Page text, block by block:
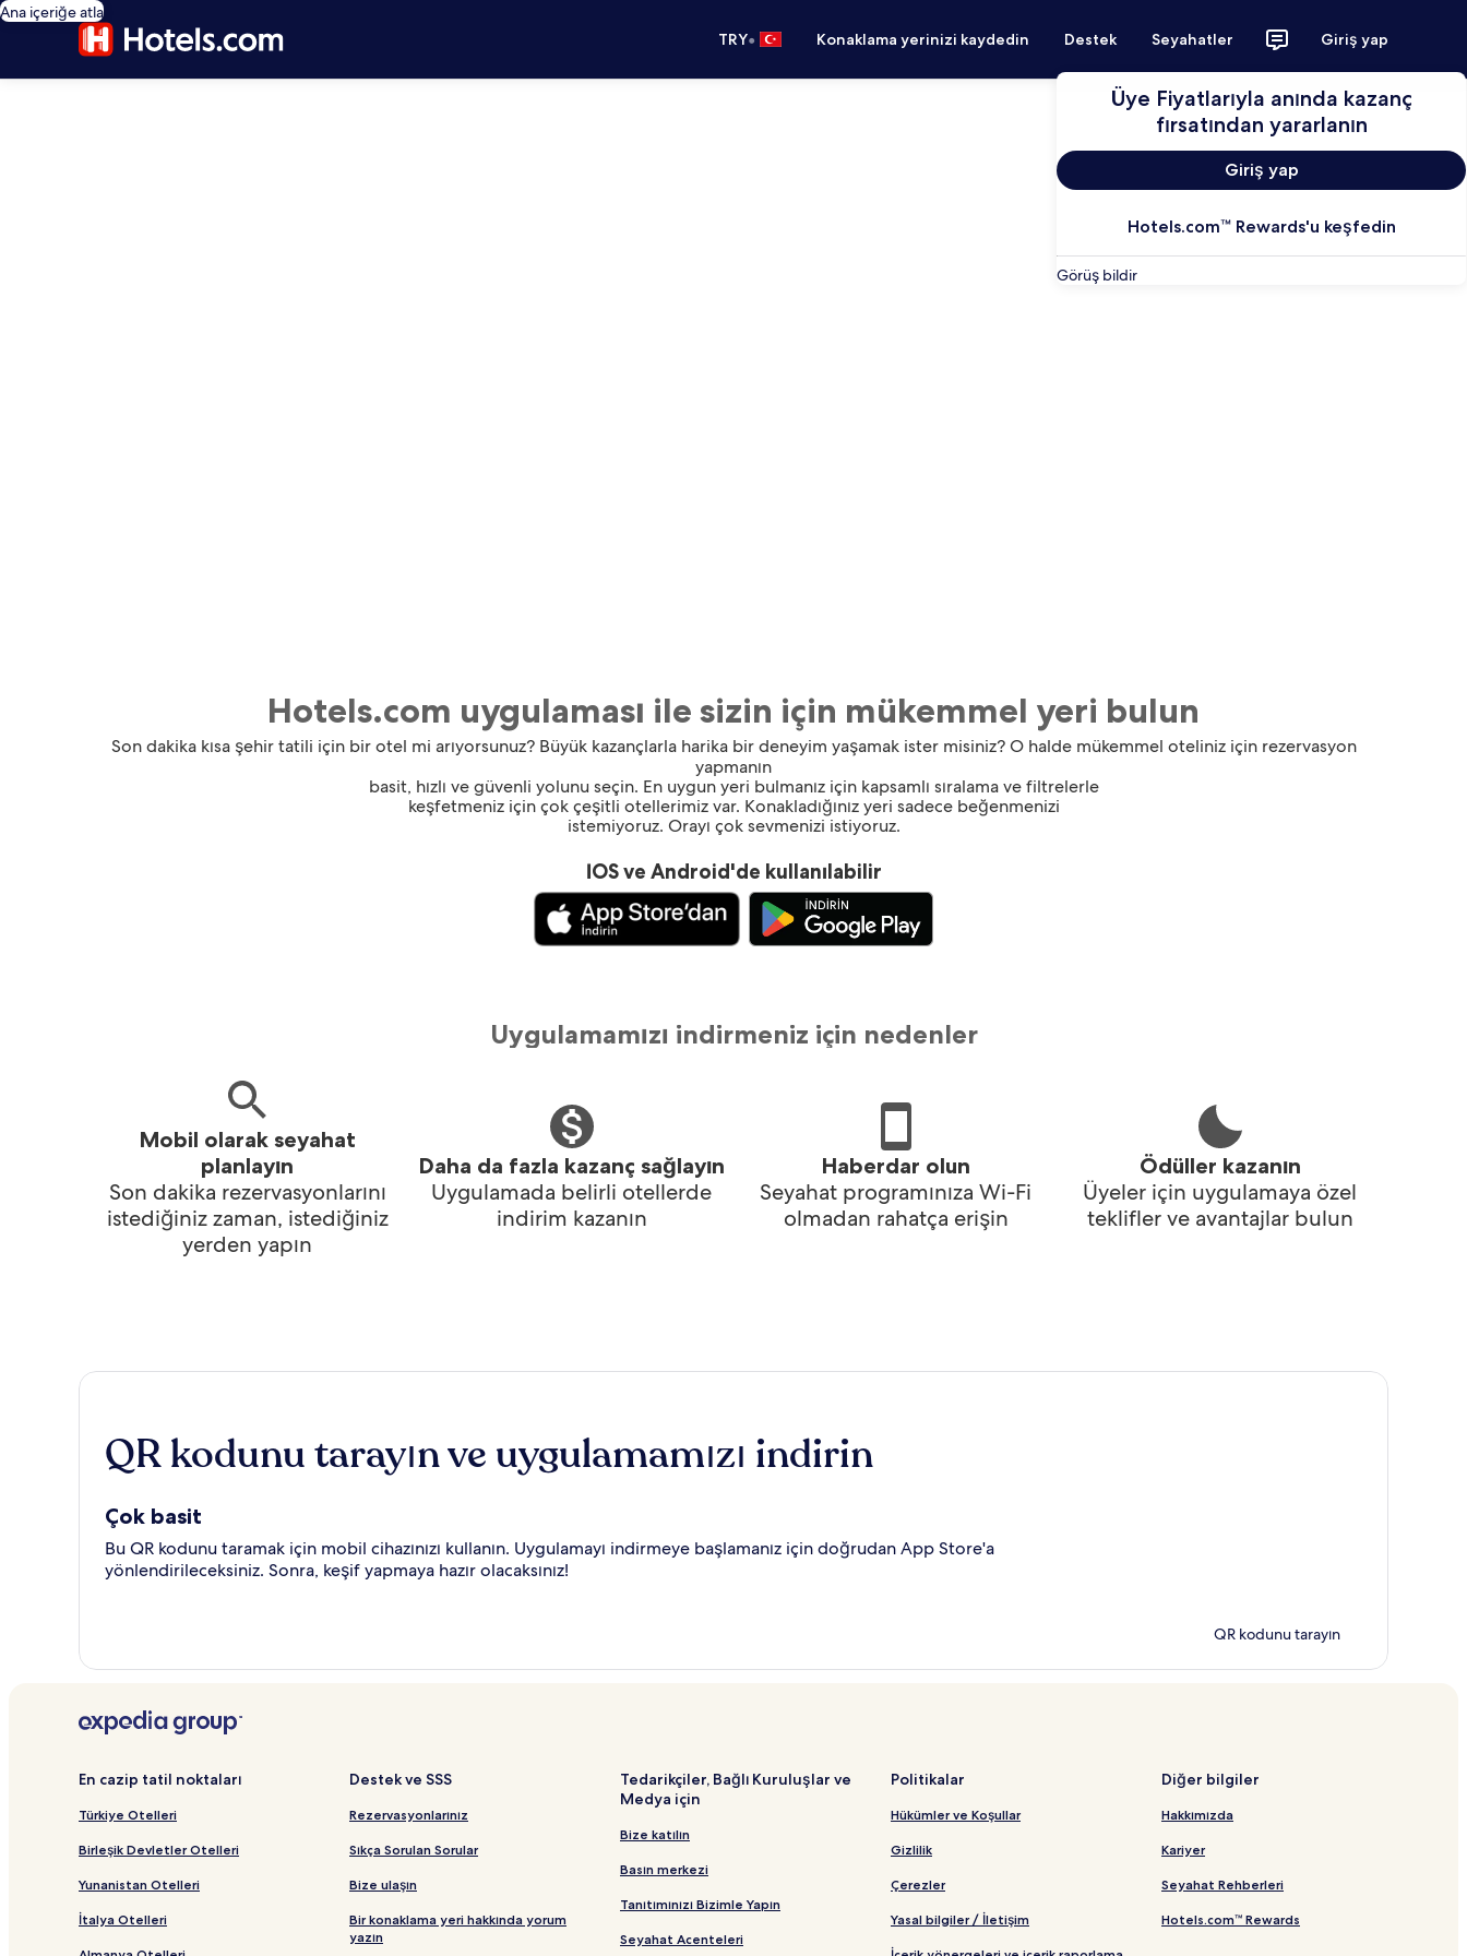
Ana içeriğe atla
TRY• Konaklama yerinizi kaydedin Destek Seyahatler Giriş yap
Üye Fiyatlarıyla anında kazanç
fırsatından yararlanın
Giriş yap
Hotels.com™ Rewards'u keşfedin
Görüş bildir
Hotels.com uygulaması ile sizin için mükemmel yeri bulun
Son dakika kısa şehir tatili için bir otel mi arıyorsunuz? Büyük kazançlarla harika bir deneyim yaşamak ister misiniz? O halde mükemmel oteliniz için rezervasyon
yapmanın
basit, hızlı ve güvenli yolunu seçin. En uygun yeri bulmanız için kapsamlı sıralama ve filtrelerle
keşfetmeniz için çok çeşitli otellerimiz var. Konakladığınız yeri sadece beğenmenizi
istemiyoruz. Orayı çok sevmenizi istiyoruz.
İOS ve Android'de kullanılabilir
Uygulamamızı indirmeniz için nedenler
Mobil olarak seyahat
planlayın
Son dakika rezervasyonlarını
istediğiniz zaman, istediğiniz
yerden yapın
Daha da fazla kazanç sağlayın
Uygulamada belirli otellerde
indirim kazanın
Haberdar olun
Seyahat programınıza Wi-Fi
olmadan rahatça erişin
Ödüller kazanın
Üyeler için uygulamaya özel
teklifler ve avantajlar bulun
QR kodunu tarayın ve uygulamamızı indirin
Çok basit
Bu QR kodunu taramak için mobil cihazınızı kullanın. Uygulamayı indirmeye başlamanız için doğrudan App Store'a
yönlendirileceksiniz. Sonra, keşif yapmaya hazır olacaksınız!
QR kodunu tarayın
En cazip tatil noktaları
Türkiye Otelleri
Birleşik Devletler Otelleri
Yunanistan Otelleri
İtalya Otelleri
Destek ve SSS
Rezervasyonlarınız
Sıkça Sorulan Sorular
Bize ulaşın
Bir konaklama yeri hakkında yorum
yazın
Tedarikçiler, Bağlı Kuruluşlar ve
Medya için
Bize katılın
Basın merkezi
Tanıtımınızı Bizimle Yapın
Seyahat Acenteleri
Politikalar
Hükümler ve Koşullar
Gizlilik
Çerezler
Yasal bilgiler / İletişim
Diğer bilgiler
Hakkımızda
Kariyer
Seyahat Rehberleri
Hotels.com™ Rewards